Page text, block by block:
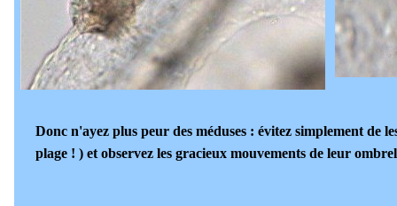
Donc n'ayez plus peur des méduses : évitez simplement de
plage ! ) et observez les gracieux mouvements de leur